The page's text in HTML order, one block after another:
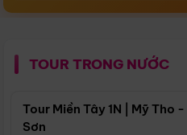
TOUR TRONG NƯỚC
Tour Miền Tây 1N | Mỹ Tho
Sơn